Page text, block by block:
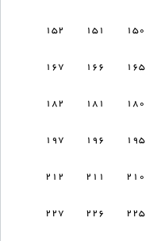
150
151
152
165
166
167
180
181
182
195
196
197
210
211
212
225
226
227